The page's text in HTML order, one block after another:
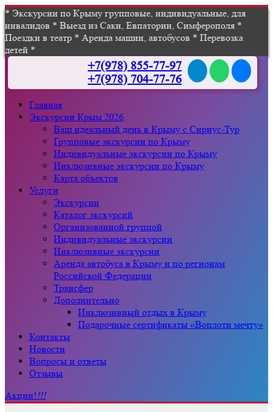
* Экскурсии по Крыму групповые, индивидуальные, для
инвалидов * Выезд из Саки, Евпатории, Симферополя *
Поездки в театр * Аренда машин, автобусов * Перевозка
детей *
+7(978) 855-77-97
+7(978) 704-77-76
Главная
Экскурсии Крым 2026
Ваш идеальный день в Крыму с Сириус-Тур
Групповые экскурсии по Крыму
Индивидуальные экскурсии по Крыму
Инклюзивные экскурсии по Крыму
Карта объектов
Услуги
Экскурсии
Каталог экскурсий
Организованной группой
Индивидуальные экскурсии
Инклюзивные экскурсии
Аренда автобуса в Крыму и по регионам
Российской Федерации
Трансфер
Дополнительно
Инклюзивный отдых в Крыму
Подарочные сертификаты «Воплоти мечту»
Контакты
Новости
Вопросы и ответы
Отзывы
Акции!!!!